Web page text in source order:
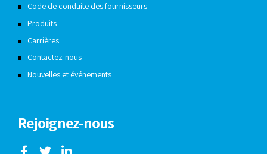
Code de conduite des fournisseurs
Produits
Carrières
Contactez-nous
Nouvelles et événements
Rejoignez-nous